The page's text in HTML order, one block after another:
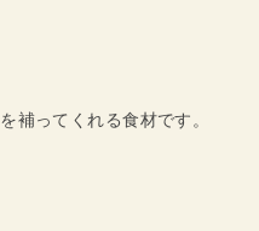
補ってくれる食材です。